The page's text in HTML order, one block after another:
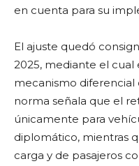
en cuenta para su
El ajuste quedó
2025, mediante el
mecanismo diferencial
norma señala que el
únicamente para
diplomático, mientras
carga y de pasajeros